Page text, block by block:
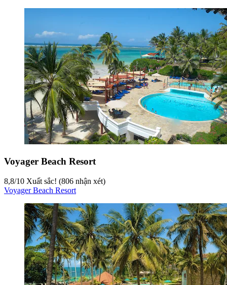
Voyager Beach Resort
8,8/10 Xuất sắc! (806 nhận xét)
Voyager Beach Resort